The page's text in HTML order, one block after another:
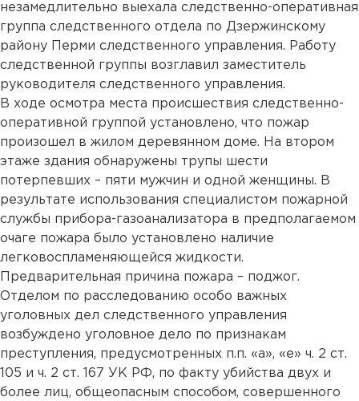
незамедлительно выехала следственно-оперативная
группа следственного отдела по Дзержинскому
району Перми следственного управления. Работу
следственной группы возглавил заместитель
руководителя следственного управления.
В ходе осмотра места происшествия следственно-
оперативной группой установлено, что пожар
произошел в жилом деревянном доме. На втором
этаже здания обнаружены трупы шести
потерпевших – пяти мужчин и одной женщины. В
результате использования специалистом пожарной
службы прибора-газоанализатора в предполагаемом
очаге пожара было установлено наличие
легковоспламеняющейся жидкости.
Предварительная причина пожара – поджог.
Отделом по расследованию особо важных
уголовных дел следственного управления
возбуждено уголовное дело по признакам
преступления, предусмотренных п.п. «а», «е» ч. 2 ст.
105 и ч. 2 ст. 167 УК РФ, по факту убийства двух и
более лиц, общеопасным способом, совершенного